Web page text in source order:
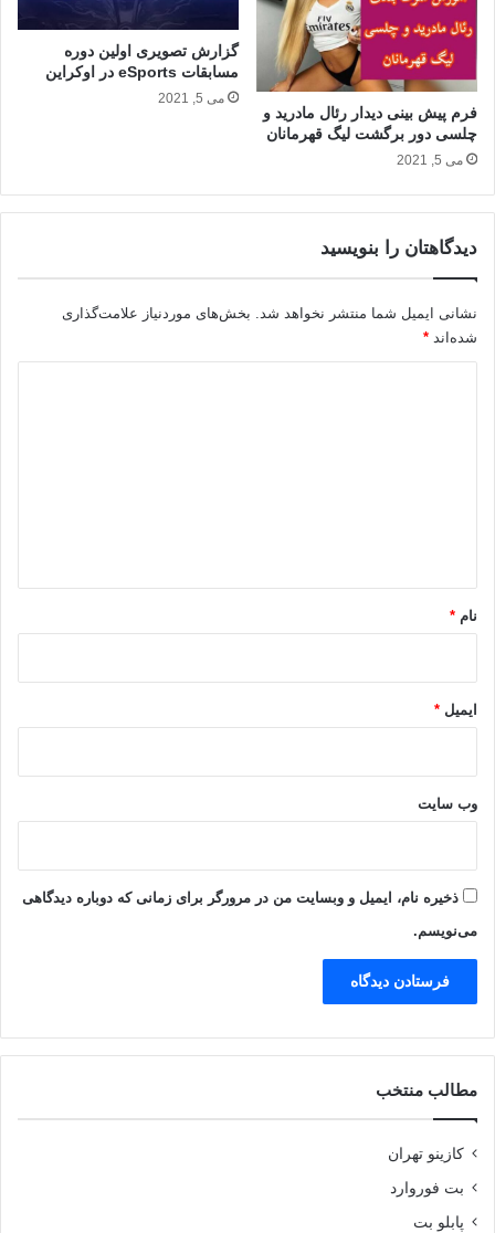
فرم پیش بینی دیدار رئال مادرید و
چلسی دور برگشت لیگ قهرمانان
می 5, 2021
گزارش تصویری اولین دوره
مسابقات eSports در اوکراین
می 5, 2021
دیدگاهتان را بنویسید
نشانی ایمیل شما منتشر نخواهد شد.
بخش‌های موردنیاز علامت‌گذاری
شده‌اند *
نام *
ایمیل *
وب‌ سایت
ذخیره نام، ایمیل و وبسایت من در مرورگر برای زمانی که دوباره دیدگاهی
می‌نویسم.
مطالب منتخب
کازینو تهران
بت فوروارد
پابلو بت